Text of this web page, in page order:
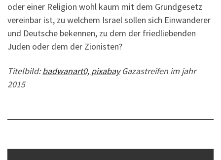
oder einer Religion wohl kaum mit dem Grundgesetz
vereinbar ist, zu welchem Israel sollen sich Einwanderer
und Deutsche bekennen, zu dem der friedliebenden
Juden oder dem der Zionisten?
Titelbild:badwanart0, pixabayGazastreifen im jahr
2015